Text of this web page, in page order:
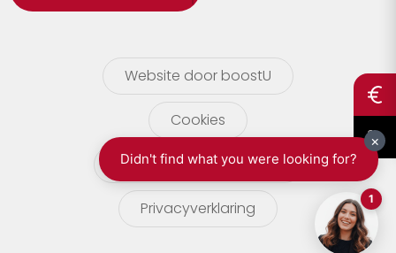
Zoersel
Website door boostU
Cookies
gebruikersvoorwaarden
Privacyverklaring